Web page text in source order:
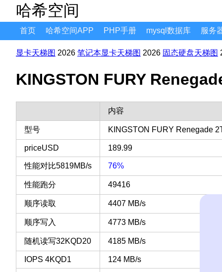
哈希空间
首页 哈希空间APP PHP手册 mysql数据库 服务
显卡天梯图 2026 笔记本显卡天梯图 2026 固态硬盘天梯图
KINGSTON FURY
内容
型号 KINGSTON FURY Renegade
priceUSD 189.99
性能对比5819MB/s 76%
性能跑分 49416
顺序读取 4407 MB/s
顺序写入 4773 MB/s
随机读写32KQD20 4185 MB/s
IOPS 4KQD1 124 MB/s